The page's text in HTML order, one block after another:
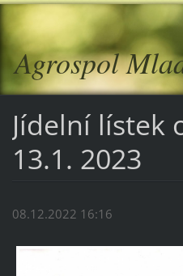
Agrospol
Jídelní lístek
13.1. 2023
08.12.2022 16:16